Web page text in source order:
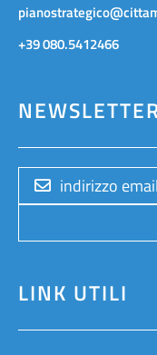
+39 080.5412466
NEWSLETTER
LINK UTILI